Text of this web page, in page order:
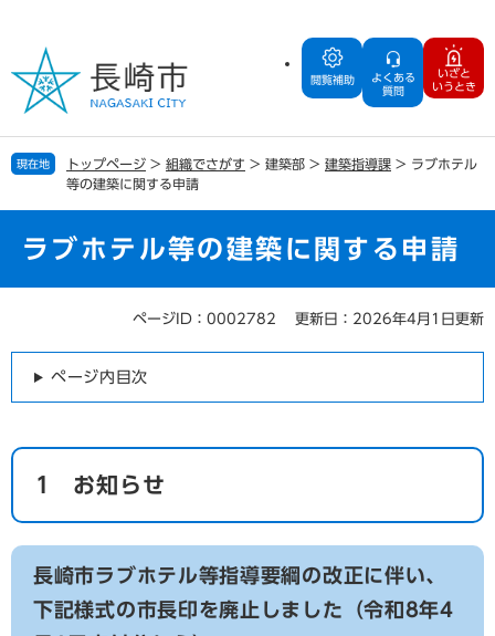
の
で
す
ー
ば
し
閲覧補助
よくある
質問
いざと
いうとき
現在地 トップページ > 組織でさがす > 建築部 > 建築指導課 > ラブホテル
等の建築に関する申請
ラブホテル等の建築に関する申請
ページID：0002782 更新日：2026年4月1日更新
ページ内目次
1 お知らせ
長崎市ラブホテル等指導要綱の改正に伴い、
下記様式の市長印を廃止しました（令和8年4